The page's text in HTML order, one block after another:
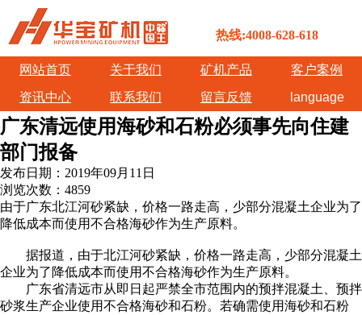
热线:4008-628-618
网站首页 关于我们 矿机产品
客户案例
资讯中心
联系我们 留言反馈 language
广东清远使用海砂和石粉必须事先向住建
部门报备
发布日期： 2019年09月11日
浏览次数： 4859
由于广东北江河砂紧缺，价格一路走高，少部分混凝土企业为了
降低成本而使用不合格海砂作为生产原料。
据报道，由于北江河砂紧缺，价格一路走高，少部分混凝土
企业为了降低成本而使用不合格海砂作为生产原料。
广东省清远市从即日起严禁全市范围内的预拌混凝土、预拌
砂浆生产企业使用不合格海砂和石粉。若确需使用海砂和石粉